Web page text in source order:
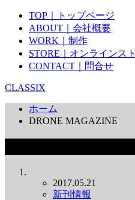
TOP｜トップページ
ABOUT｜会社概要
WORK｜制作
STORE｜オンラインス
CONTACT｜問合せ
CLASSIX
ホーム
DRONE MAGAZINE
2017.05.21
新刊情報